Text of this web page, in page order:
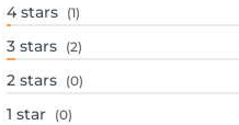
4 stars (1)
3 stars (2)
2 stars (0)
1 star (0)